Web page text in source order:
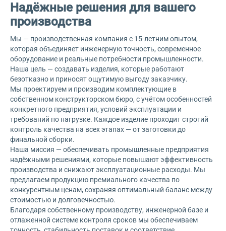
Надёжные решения для вашего
производства
Мы — производственная компания с 15-летним опытом,
которая объединяет инженерную точность, современное
оборудование и реальные потребности промышленности.
Наша цель — создавать изделия, которые работают
безотказно и приносят ощутимую выгоду заказчику.
Мы проектируем и производим комплектующие в
собственном конструкторском бюро, с учётом особенностей
конкретного предприятия, условий эксплуатации и
требований по нагрузке. Каждое изделие проходит строгий
контроль качества на всех этапах — от заготовки до
финальной сборки.
Наша миссия — обеспечивать промышленные предприятия
надёжными решениями, которые повышают эффективность
производства и снижают эксплуатационные расходы. Мы
предлагаем продукцию премиального качества по
конкурентным ценам, сохраняя оптимальный баланс между
стоимостью и долговечностью.
Благодаря собственному производству, инженерной базе и
отлаженной системе контроля сроков мы обеспечиваем